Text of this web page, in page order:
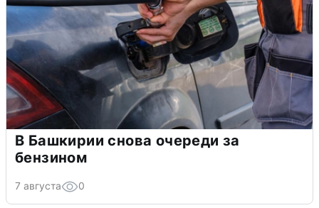
В Башкирии снова очереди за
бензином
7 августа 0